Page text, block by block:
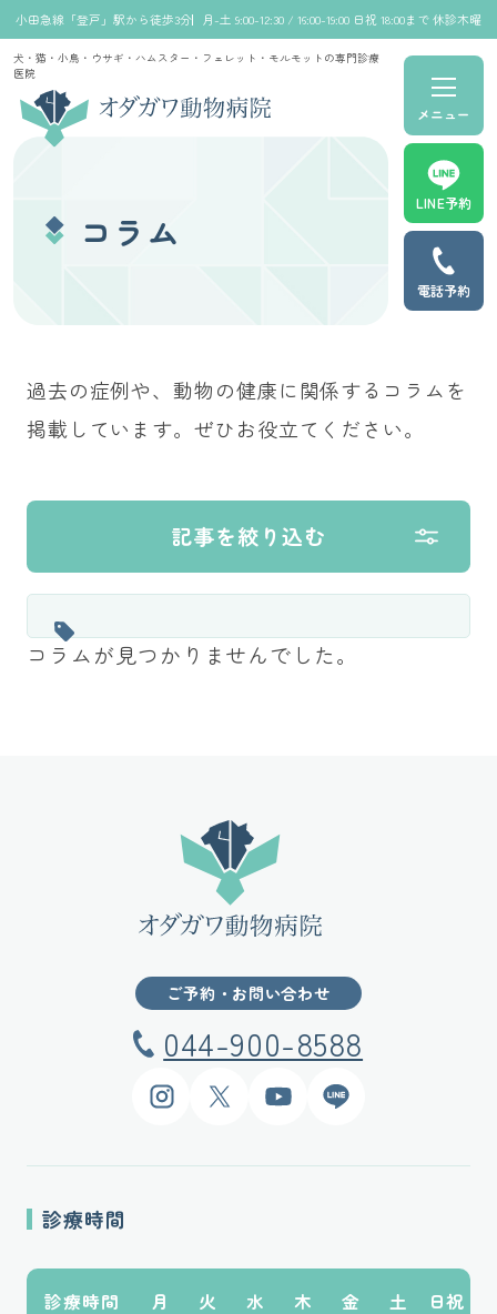
犬・猫・小鳥・ウサギ・ハムスター・フェレット・モルモットの専門診療
医院
小田急線「登戸」駅から徒歩3分 月-土 9:00-12:30 / 16:00-19:00 日祝 18:00まで 休診木曜
LINE予約
電話予約
メニュー
コラム
過去の症例や、動物の健康に関係するコラムを
掲載しています。ぜひお役立てください。
コラムが見つかりませんでした。
記事を絞り込む
ご予約・お問い合わせ
044-900-8588
InstagramX YouTube LINE
診療時間
診療時間 月 火 水 木 金 土 日祝